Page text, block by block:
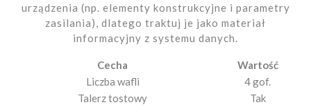
urządzenia (np. elementy konstrukcyjne i parametry
zasilania), dlatego traktuj je jako materiał
informacyjny z systemu danych.
Cecha
Wartość
Liczba wafli
4 gof.
Talerz tostowy
Tak